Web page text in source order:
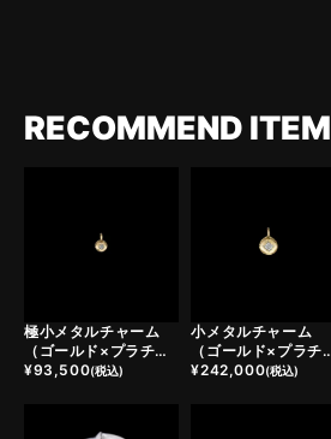
RECOMMEND ITEM
極小メタルチャーム
（ゴールド×プラチナ）
¥93,500(税込)
小メタルチャーム
（ゴールド×プラチナ）
¥242,000(税込)